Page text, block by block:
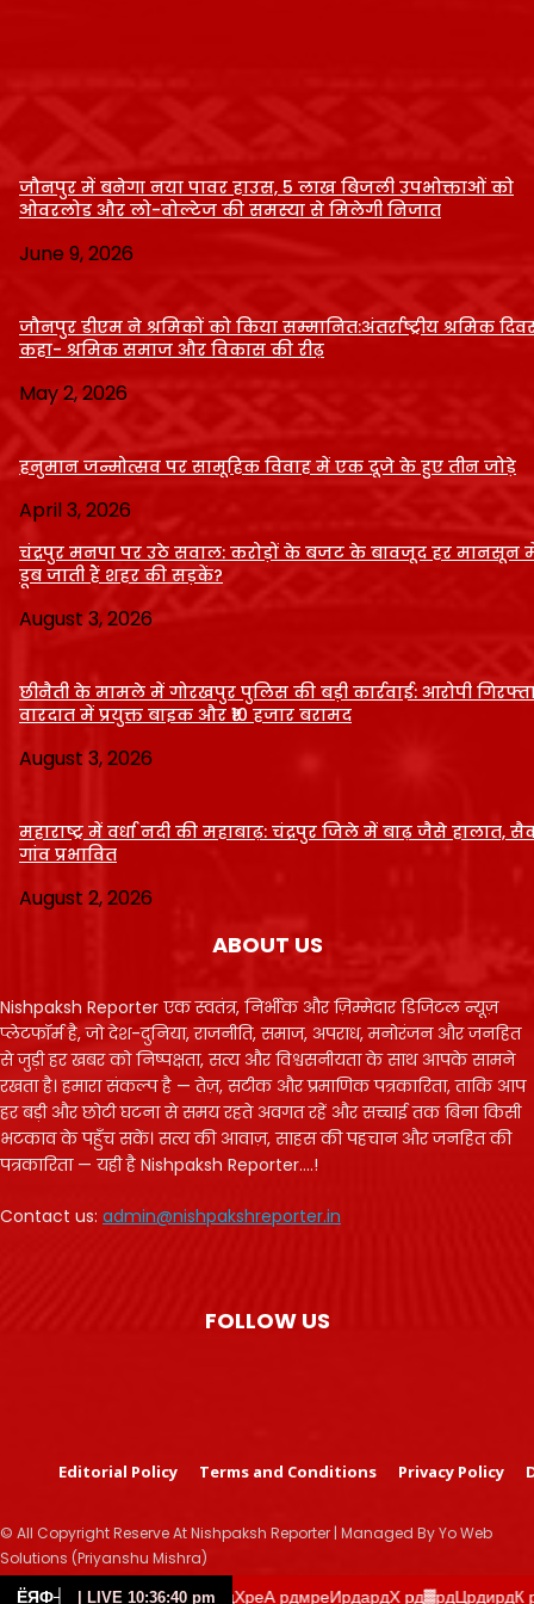
जौनपुर में बनेगा नया पावर हाउस, 5 लाख बिजली उपभोक्ताओं को
ओवरलोड और लो-वोल्टेज की समस्या से मिलेगी निजात
June 9, 2026
जौनपुर डीएम ने श्रमिकों को किया सम्मानित:अंतर्राष्ट्रीय श्रमिक
कहा- श्रमिक समाज और विकास की रीढ़
May 2, 2026
हनुमान जन्मोत्सव पर सामूहिक विवाह में एक दूजे के हुए तीन जोड़े
April 3, 2026
चंद्रपुर मनपा पर उठे सवाल: करोड़ों के बजट के बावजूद हर मानसून
डूब जाती हैं शहर की सड़कें?
August 3, 2026
छीनैती के मामले में गोरखपुर पुलिस की बड़ी कार्रवाई: आरोपी
वारदात में प्रयुक्त बाइक और ₹10 हजार बरामद
August 3, 2026
महाराष्ट्र में वर्धा नदी की महाबाढ़: चंद्रपुर जिले में बाढ़ जैसे हालात,
गांव प्रभावित
August 2, 2026
ABOUT US
Nishpaksh Reporter एक स्वतंत्र, निर्भीक और ज़िम्मेदार डिजिटल न्यूज़
प्लेटफॉर्म है, जो देश-दुनिया, राजनीति, समाज, अपराध, मनोरंजन और जनहित
से जुड़ी हर खबर को निष्पक्षता, सत्य और विश्वसनीयता के साथ आपके सामने
रखता है। हमारा संकल्प है — तेज़, सटीक और प्रमाणिक पत्रकारिता, ताकि आप
हर बड़ी और छोटी घटना से समय रहते अवगत रहें और सच्चाई तक बिना किसी
भटकाव के पहुँच सकें। सत्य की आवाज़, साहस की पहचान और जनहित की
पत्रकारिता — यही है Nishpaksh Reporter....!
Contact us: admin@nishpakshreporter.in
FOLLOW US
Editorial Policy Terms and Conditions Privacy Policy
© All Copyright Reserve At Nishpaksh Reporter | Managed By Yo Web
Solutions (Priyanshu Mishra)
ЁЯФ┤ | LIVE 10:36:40 pm
рдордВрдбрд▓ рдХреА рдмреИрдардХ рд▓рдЦрдирдК